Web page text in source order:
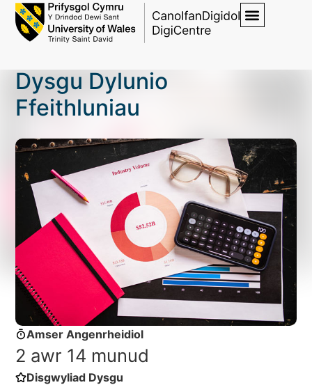
Dysgu Dylunio
Ffeithluniau
Amser Angenrheidiol
2 awr 14 munud
Disgwyliad Dysgu